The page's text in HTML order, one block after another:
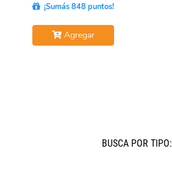
¡Sumás 848 puntos!
Agregar
BUSCÁ POR TIPO: